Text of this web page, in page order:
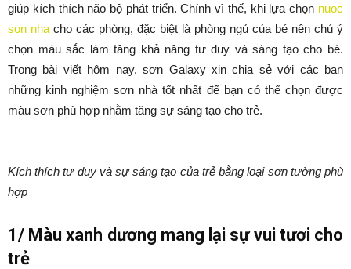
giúp kích thích não bộ phát triển. Chính vì thế, khi lựa chọn nuoc
son nha cho các phòng, đặc biệt là phòng ngủ của bé nên chú ý
chọn màu sắc làm tăng khả năng tư duy và sáng tạo cho bé.
Trong bài viết hôm nay, sơn Galaxy xin chia sẻ với các bạn
những kinh nghiệm sơn nhà tốt nhất để bạn có thể chọn được
màu sơn phù hợp nhằm tăng sự sáng tạo cho trẻ.
Kích thích tư duy và sự sáng tạo của trẻ bằng loại sơn tường phù
hợp
1/ Màu xanh dương mang lại sự vui tươi cho
trẻ